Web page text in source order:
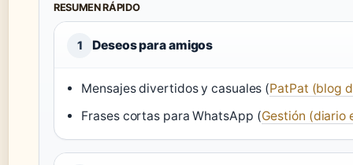
RESUMEN RÁPIDO
1 Deseos para amigos
Mensajes divertidos y casuales (PatPat (blog
Frases cortas para WhatsApp (Gestión (diario